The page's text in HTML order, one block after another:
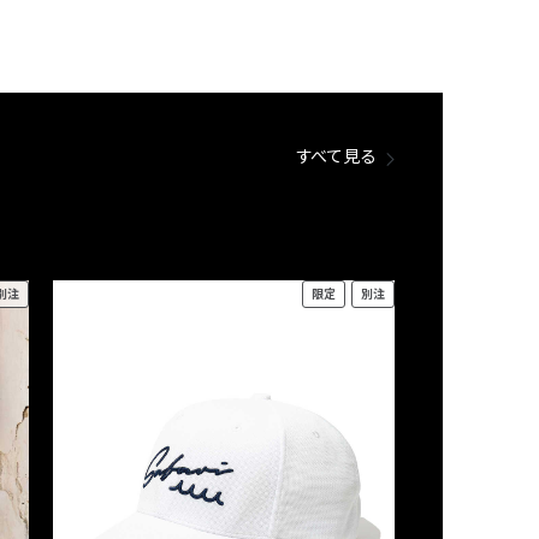
すべて見る
注 限定 別注